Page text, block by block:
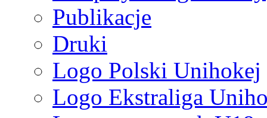
Publikacje
Druki
Logo Polski Unihokej
Logo Ekstraliga